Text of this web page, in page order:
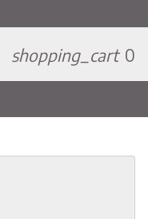
shopping_cart 0